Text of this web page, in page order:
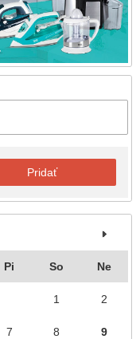
Pridať
Pi So Ne
1 2
7 8 9